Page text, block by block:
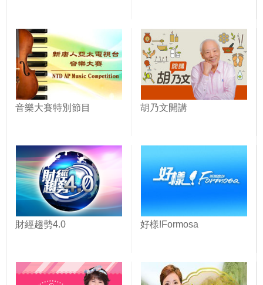
音樂大賽特別節目 胡乃文開講
財經趨勢4.0 好樣!Formosa